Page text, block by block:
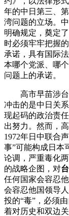
年的中日第三、
湾问题的立场。
明确规定，奠定
时必须牢牢把握
承诺，具有国际
本哪个党派、哪
问题上的承诺。
高市早苗涉台
冲击的是中日关
现起码的政治责
出努力。然而，
1972年日中联合
事”可能构成日本
论调，严重毒化
的战略企图，对
任何国家会容忍
会容忍他国领导
投的“毒”，必须
着对历史和双边